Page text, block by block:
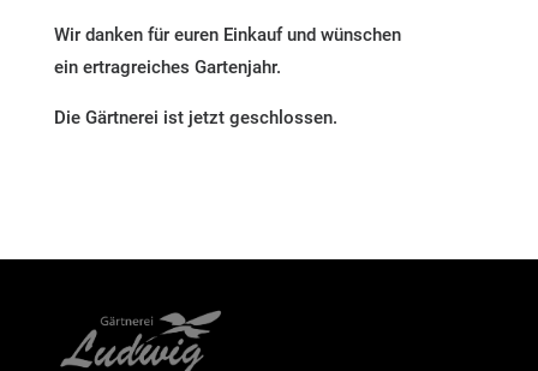
Wir danken für euren Einkauf und wünschen
ein ertragreiches Gartenjahr.
Die Gärtnerei ist jetzt geschlossen.